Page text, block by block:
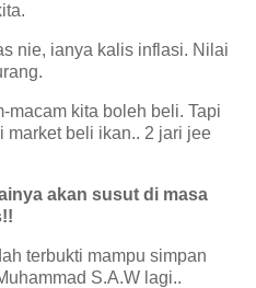
nie, ianya kalis inflasi. Nilai
macam kita boleh beli. Tapi
market beli ikan.. 2 jari jee
akan susut di masa
terbukti mampu simpan
S.A.W lagi..